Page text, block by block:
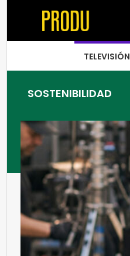
TELEVISIÓN
SOSTENIBILIDAD